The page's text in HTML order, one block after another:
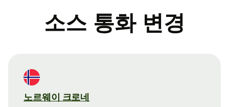
소스 통화 변경
노르웨이 크로네